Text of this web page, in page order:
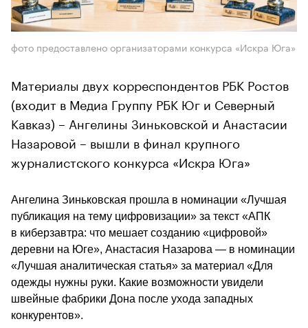
фото предоставлено организаторами конкурса «Искра Юга»
Материалы двух корреспондентов РБК Ростов
(входит в Медиа Группу РБК Юг и Северный
Кавказ) – Ангелины Зиньковской и Анастасии
Назаровой – вышли в финал крупного
журналистского конкурса «Искра Юга»
Ангелина Зиньковская прошла в номинации «Лучшая
публикация на тему цифровизации» за текст «АПК
в киберзавтра: что мешает созданию «цифровой»
деревни на Юге», Анастасия Назарова — в номинации
«Лучшая аналитическая статья» за материал «Для
одежды нужны руки. Какие возможности увидели
швейные фабрики Дона после ухода западных
конкурентов».